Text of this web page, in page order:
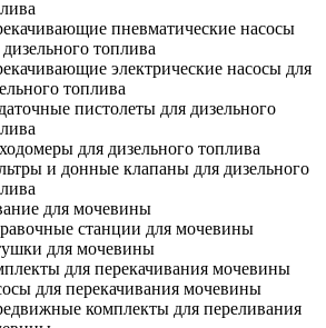
пневматические насосы
дизельного топлива
электрические насосы для
топлива
пистолеты для дизельного
для дизельного топлива
и донные клапаны для дизельного
для мочевины
станции для мочевины
для мочевины
для перекачивания мочевины
для перекачивания мочевины
комплекты для переливания